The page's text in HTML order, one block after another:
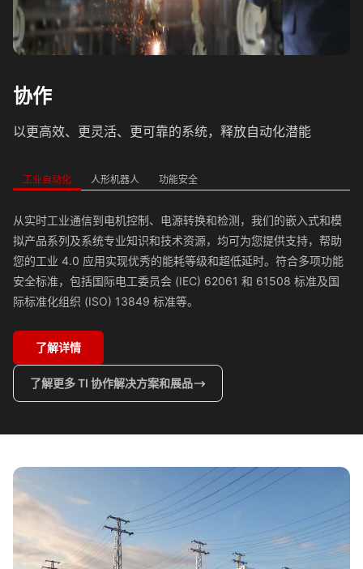
协作
以更高效、更灵活、更可靠的系统，释放自动化潜能
工业自动化 人形机器人 功能安全
从实时工业通信到电机控制、电源转换和检测，我们的嵌入式和模
拟产品系列及系统专业知识和技术资源，均可为您提供支持，帮助
您的工业 4.0 应用实现优秀的能耗等级和超低延时。符合多项功能
安全标准，包括国际电工委员会 (IEC) 62061 和 61508 标准及国
际标准化组织 (ISO) 13849 标准等。
了解详情
了解更多 TI 协作解决方案和展品